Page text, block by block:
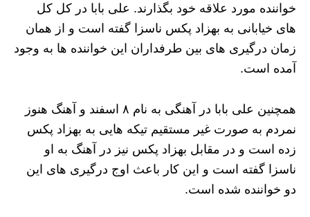
خواننده مورد علاقه خود بگذارند. علی بابا در کل کل
های خیابانی به بهزاد پکس ناسزا گفته است و از همان
زمان درگیری های بین طرفداران این خواننده ها به وجود
آمده است.
همچنین علی بابا در آهنگی به نام ۸ اسفند و آهنگ هنوز
نمردم به صورت غیر مستقیم تیکه هایی به بهزاد پکس
زده است و در مقابل بهزاد پکس نیز در آهنگ به او
ناسزا گفته است و این کار باعث اوج درگیری های این
دو خواننده شده است.